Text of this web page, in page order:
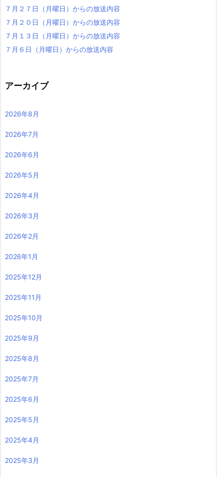
７月２７日（月曜日）からの放送内容
７月２０日（月曜日）からの放送内容
７月１３日（月曜日）からの放送内容
７月６日（月曜日）からの放送内容
アーカイブ
2026年8月
2026年7月
2026年6月
2026年5月
2026年4月
2026年3月
2026年2月
2026年1月
2025年12月
2025年11月
2025年10月
2025年9月
2025年8月
2025年7月
2025年6月
2025年5月
2025年4月
2025年3月